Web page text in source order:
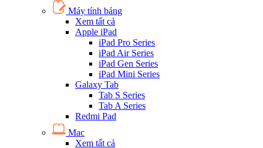
Máy tính bảng
Xem tất cả
Apple iPad
iPad Pro Series
iPad Air Series
iPad Gen Series
iPad Mini Series
Galaxy Tab
Tab S Series
Tab A Series
Redmi Pad
Mac
Xem tất cả